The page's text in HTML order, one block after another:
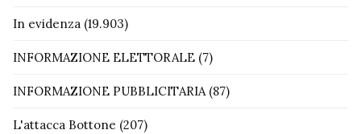
In evidenza (19.903)
INFORMAZIONE ELETTORALE (7)
INFORMAZIONE PUBBLICITARIA(87)
L'attacca Bottone (207)